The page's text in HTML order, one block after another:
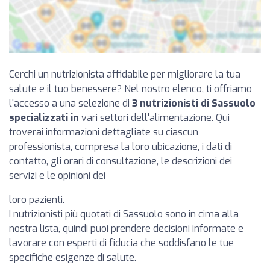
Cerchi un nutrizionista affidabile per migliorare la tua
salute e il tuo benessere? Nel nostro elenco, ti offriamo
l'accesso a una selezione di 3 nutrizionisti di Sassuolo
specializzati in vari settori dell'alimentazione. Qui
troverai informazioni dettagliate su ciascun
professionista, compresa la loro ubicazione, i dati di
contatto, gli orari di consultazione, le descrizioni dei
servizi e le opinioni dei
loro pazienti.
I nutrizionisti più quotati di Sassuolo sono in cima alla
nostra lista, quindi puoi prendere decisioni informate e
lavorare con esperti di fiducia che soddisfano le tue
specifiche esigenze di salute.